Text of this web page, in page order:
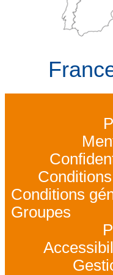
Conditions
Groupes